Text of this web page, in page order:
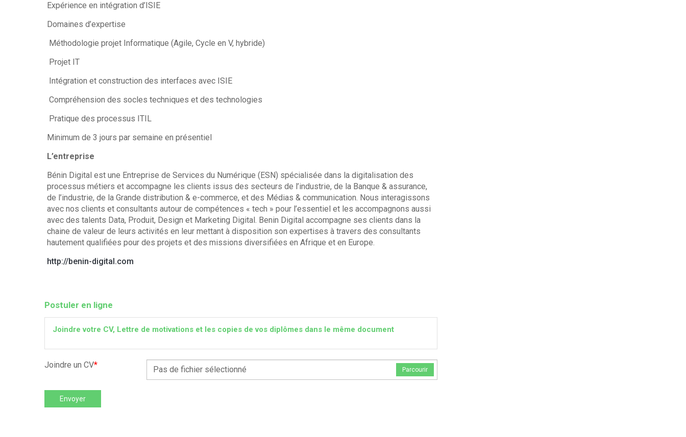
Expérience en intégration d’ISIE
Domaines d’expertise
Méthodologie projet Informatique (Agile, Cycle en V, hybride)
Projet IT
Intégration et construction des interfaces avec ISIE
Compréhension des socles techniques et des technologies
Pratique des processus ITIL
Minimum de 3 jours par semaine en présentiel
L’entreprise
Bénin Digital est une Entreprise de Services du Numérique (ESN) spécialisée dans la digitalisation des
processus métiers et accompagne les clients issus des secteurs de l’industrie, de la Banque & assurance,
de l’industrie, de la Grande distribution & e-commerce, et des Médias & communication. Nous interagissons
avec nos clients et consultants autour de compétences « tech » pour l’essentiel et les accompagnons aussi
avec des talents Data, Produit, Design et Marketing Digital. Benin Digital accompagne ses clients dans la
chaine de valeur de leurs activités en leur mettant à disposition son expertises à travers des consultants
hautement qualifiées pour des projets et des missions diversifiées en Afrique et en Europe.
http://benin-digital.com
Postuler en ligne
Joindre votre CV, Lettre de motivations et les copies de vos diplômes dans le même document
Joindre un CV* Pas de fichier sélectionné Parcourir
Envoyer